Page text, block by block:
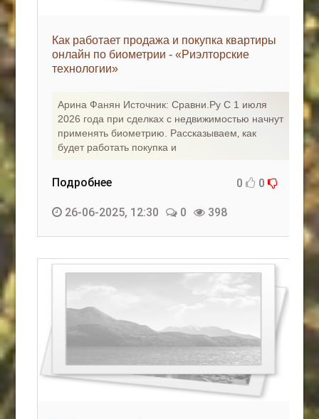
Как работает продажа и покупка квартиры
онлайн по биометрии - «Риэлторские
технологии»
Арина Фанян Источник: Сравни.Ру С 1 июля
2026 года при сделках с недвижимостью начнут
применять биометрию. Рассказываем‚ как
будет работать покупка и
Подробнее 0 0
26-06-2025, 12:30 0 398